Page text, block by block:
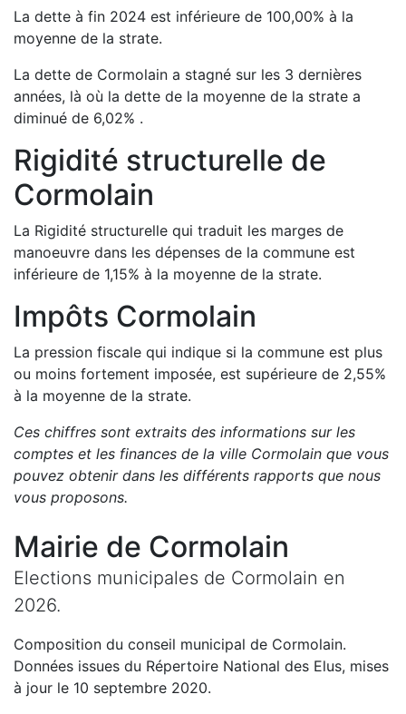
La dette à fin 2024 est inférieure de 100,00% à la
moyenne de la strate.
La dette de Cormolain a stagné sur les 3 dernières
années, là où la dette de la moyenne de la strate a
diminué de 6,02% .
Rigidité structurelle de
Cormolain
La Rigidité structurelle qui traduit les marges de
manoeuvre dans les dépenses de la commune est
inférieure de 1,15% à la moyenne de la strate.
Impôts Cormolain
La pression fiscale qui indique si la commune est plus
ou moins fortement imposée, est supérieure de 2,55%
à la moyenne de la strate.
Ces chiffres sont extraits des informations sur les
comptes et les finances de la ville Cormolain que vous
pouvez obtenir dans les différents rapports que nous
vous proposons.
Mairie de Cormolain
Elections municipales de Cormolain en
2026.
Composition du conseil municipal de Cormolain.
Données issues du Répertoire National des Elus, mises
à jour le 10 septembre 2020.